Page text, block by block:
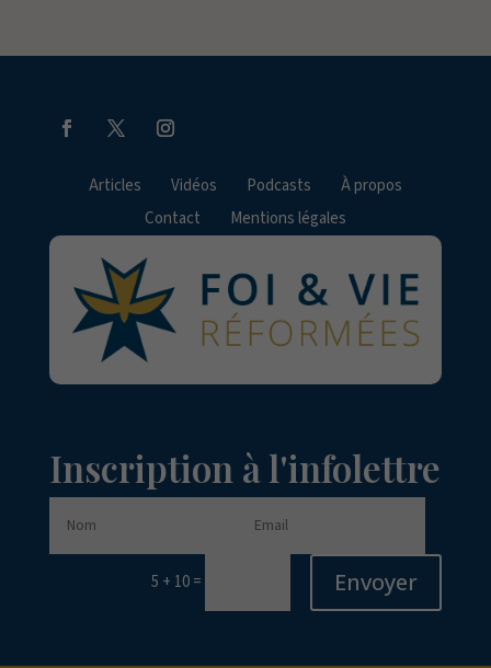
Articles Vidéos Podcasts
À propos
Contact
Mentions légales
Inscription à l'infolettre
5 + 10= Envoyer